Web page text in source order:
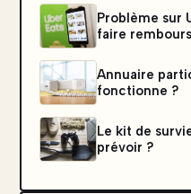
Problème sur
faire
Annuaire
fonctionne ?
Le kit de
prévoir ?